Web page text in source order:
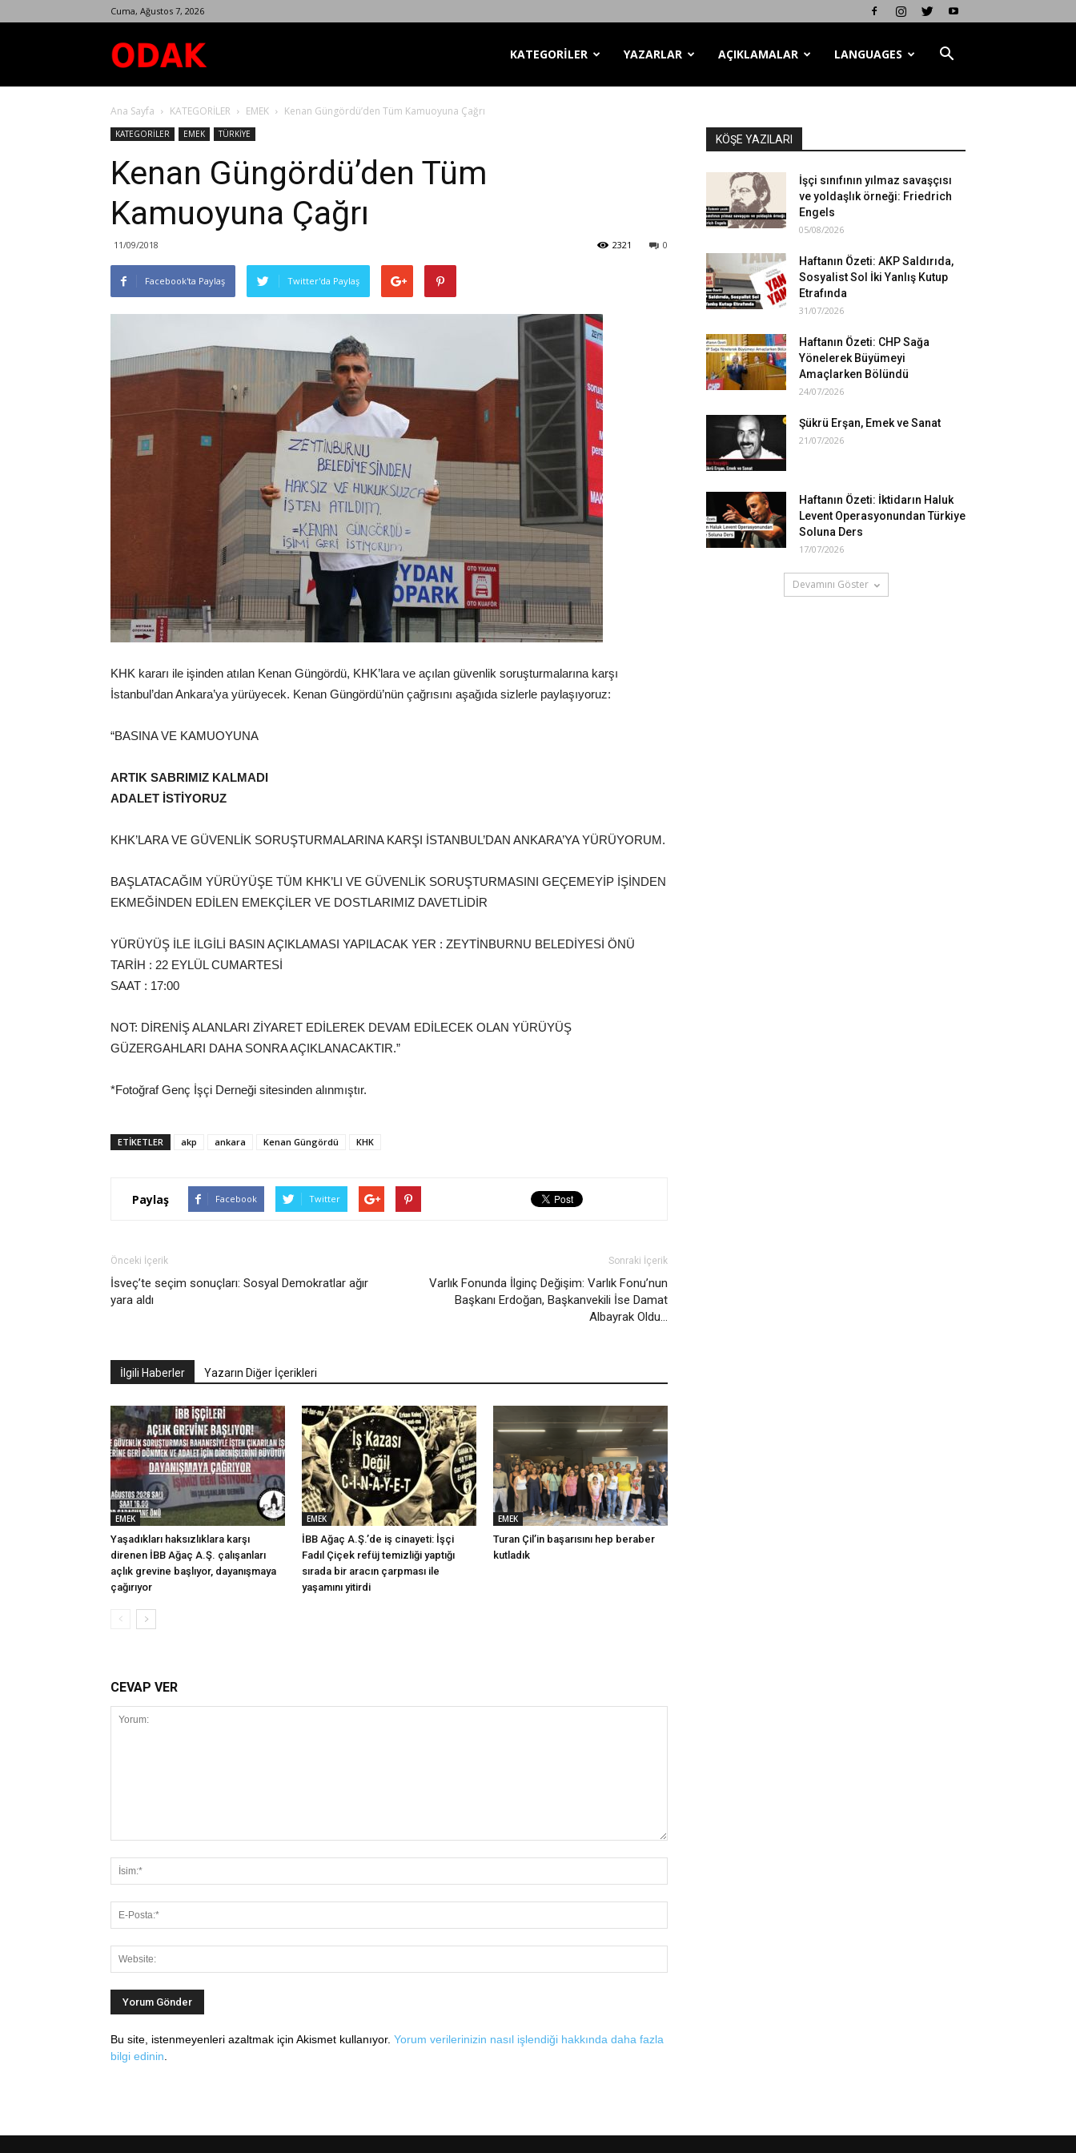
Cuma, Ağustos 7, 2026
Dergisi
KATEGORİLER YAZARLAR AÇIKLAMALAR LANGUAGES
Ana Sayfa KATEGORİLER EMEK Kenan Güngördü’den Tüm Kamuoyuna Çağrı
KATEGORİLER EMEK TÜRKİYE
Kenan Güngördü’den Tüm
Kamuoyuna Çağrı
11/09/2018 0
2321
Facebook'ta Paylaş Twitter'da Paylaş
KHK kararı ile işinden atılan Kenan Güngördü, KHK’lara ve açılan güvenlik soruşturmalarına karşı
İstanbul’dan Ankara’ya yürüyecek. Kenan Güngördü’nün çağrısını aşağıda sizlerle paylaşıyoruz:
“BASINA VE KAMUOYUNA
ARTIK SABRIMIZ KALMADI
ADALET İSTİYORUZ
KHK’LARA VE GÜVENLİK SORUŞTURMALARINA KARŞI İSTANBUL’DAN ANKARA’YA YÜRÜYORUM.
BAŞLATACAĞIM YÜRÜYÜŞE TÜM KHK’LI VE GÜVENLİK SORUŞTURMASINI GEÇEMEYİP İŞİNDEN
EKMEĞİNDEN EDİLEN EMEKÇİLER VE DOSTLARIMIZ DAVETLİDİR
YÜRÜYÜŞ İLE İLGİLİ BASIN AÇIKLAMASI YAPILACAK YER : ZEYTİNBURNU BELEDİYESİ ÖNÜ
TARİH : 22 EYLÜL CUMARTESİ
SAAT : 17:00
NOT: DİRENİŞ ALANLARI ZİYARET EDİLEREK DEVAM EDİLECEK OLAN YÜRÜYÜŞ
GÜZERGAHLARI DAHA SONRA AÇIKLANACAKTIR.”
*Fotoğraf Genç İşçi Derneği sitesinden alınmıştır.
ETIKETLER akp ankara Kenan Güngördü KHK
Paylaş Facebook Twitter
Önceki İçerik
İsveç’te seçim sonuçları: Sosyal Demokratlar ağır
yara aldı
Sonraki İçerik
Varlık Fonunda İlginç Değişim: Varlık Fonu’nun
Başkanı Erdoğan, Başkanvekili İse Damat
Albayrak Oldu…
İlgili Haberler Yazarın Diğer İçerikleri
EMEK
Yaşadıkları haksızlıklara karşı
direnen İBB Ağaç A.Ş. çalışanları
açlık grevine başlıyor, dayanışmaya
çağırıyor
EMEK
İBB Ağaç A.Ş.’de iş cinayeti: İşçi
Fadıl Çiçek refüj temizliği yaptığı
sırada bir aracın çarpması ile
yaşamını yitirdi
EMEK
Turan Çil’in başarısını hep beraber
kutladık
CEVAP VER
Bu site, istenmeyenleri azaltmak için Akismet kullanıyor. Yorum verilerinizin nasıl işlendiği hakkında daha fazla
bilgi edinin
KÖŞE YAZILARI
İşçi sınıfının yılmaz savaşçısı
ve yoldaşlık örneği: Friedrich
Engels
05/08/2026
Haftanın Özeti: AKP Saldırıda,
Sosyalist Sol İki Yanlış Kutup
Etrafında
31/07/2026
Haftanın Özeti: CHP Sağa
Yönelerek Büyümeyi
Amaçlarken Bölündü
24/07/2026
Şükrü Erşan, Emek ve Sanat
21/07/2026
Haftanın Özeti: İktidarın Haluk
Levent Operasyonundan Türkiye
Soluna Ders
17/07/2026
Devamını Göster